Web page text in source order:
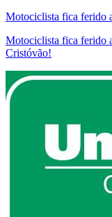
Motociclista fica ferido
Motociclista fica ferido
Cristóvão!